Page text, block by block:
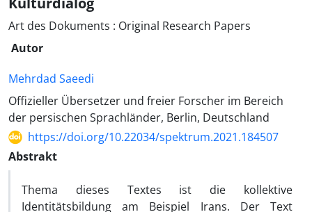
Art des Dokuments : Original Research Papers
Autor
Mehrdad Saeedi
Offizieller Übersetzer und freier Forscher im Bereich
der persischen Sprachländer, Berlin, Deutschland
https://doi.org/10.22034/spektrum.2021.184507
Abstrakt
Thema dieses Textes ist die kollektive
Identitätsbildung am Beispiel Irans. Der Text